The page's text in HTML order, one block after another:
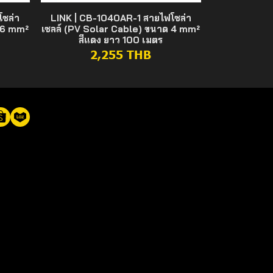
ซล่า
mm²
LINK | CB-1040AR-1 สายไฟโซล่า
เซลล์ (PV Solar Cable) ขนาด 4 mm²
สีแดง ยาว 100 เมตร
2,255 THB